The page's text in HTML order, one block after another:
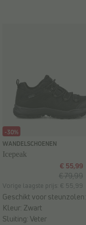
-30%
WANDELSCHOENEN
Icepeak
Vorige laagste prijs: € 55,99
€ 79,99
€ 55,99
Geschikt voor steunzolen:
Kleur: Zwart
Sluiting:Veter